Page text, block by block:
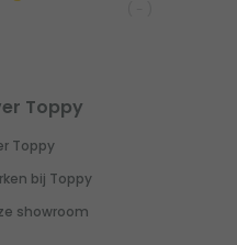
Toppy
Toppy
bij Toppy
showroom